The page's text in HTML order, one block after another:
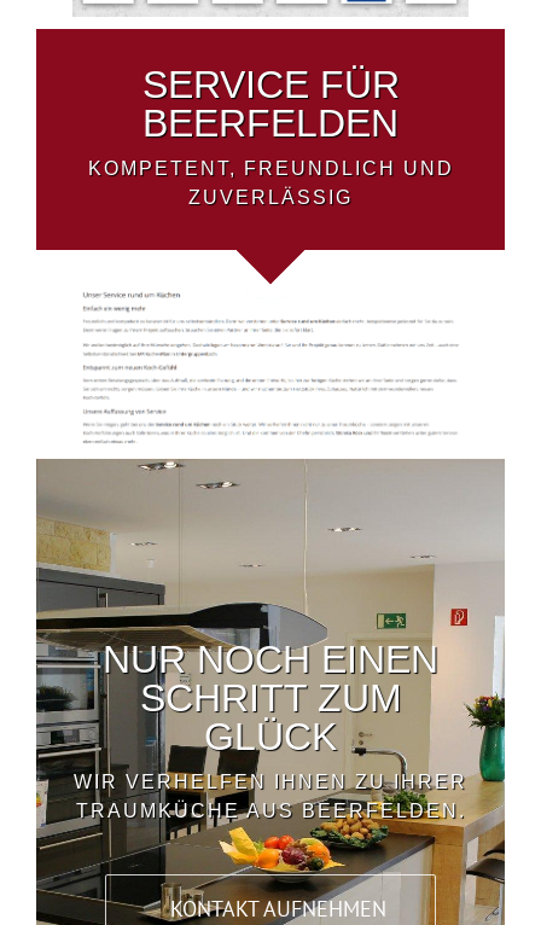
SERVICE FÜR
BEERFELDEN
KOMPETENT, FREUNDLICH UND
ZUVERLÄSSIG
NUR NOCH EINEN
SCHRITT ZUM
GLÜCK
WIR VERHELFEN IHNEN ZU IHRER
TRAUMKÜCHE AUS BEERFELDEN.
KONTAKT AUFNEHMEN